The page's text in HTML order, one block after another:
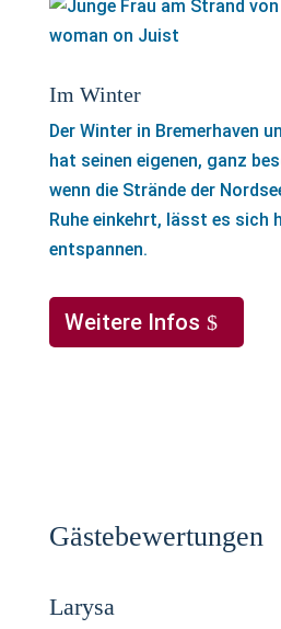
Im Winter
Der Winter in Bremerhaven
hat seinen eigenen, ganz
wenn die Strände der
Ruhe einkehrt, lässt es sich
entspannen.
Weitere Infos
Gästebewertungen
Larysa